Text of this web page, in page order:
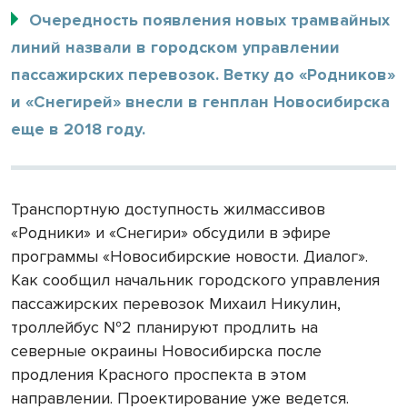
Очередность появления новых трамвайных
линий назвали в городском управлении
пассажирских перевозок. Ветку до «Родников»
и «Снегирей» внесли в генплан Новосибирска
еще в 2018 году.
Транспортную доступность жилмассивов
«Родники» и «Снегири» обсудили в эфире
программы «Новосибирские новости. Диалог».
Как сообщил начальник городского управления
пассажирских перевозок Михаил Никулин,
троллейбус №2 планируют продлить на
северные окраины Новосибирска после
продления Красного проспекта в этом
направлении. Проектирование уже ведется.